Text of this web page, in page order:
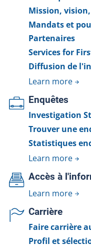
keep them
The mandate
indépendantes
surrounding the
investigates all
on-duty police
or is injured by a
during a police
a police service.
Mission,
Mandats et
Partenaires
Services for
Diffusion de
Learn more
Enquêtes
Investigation
Trouver une
Statistiques
Learn more
Accès à
Learn more
Carrière
Faire carrière
Profil et